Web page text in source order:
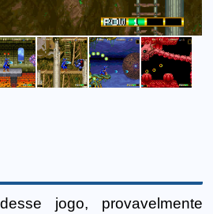
jogo, provavelmente